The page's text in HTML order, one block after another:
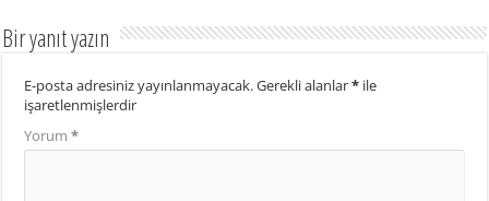
Bir yanıt yazın
E-posta adresiniz yayınlanmayacak.Gerekli alanlar* ile
işaretlenmişlerdir
Yorum*